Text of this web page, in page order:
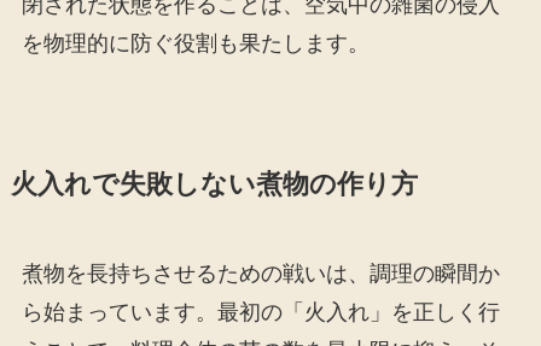
を物理的に防ぐ役割も果たします。
火入れで失敗しない煮物の作り方
煮物を長持ちさせるための戦いは、調理の瞬間か
ら始まっています。最初の「火入れ」を正しく行